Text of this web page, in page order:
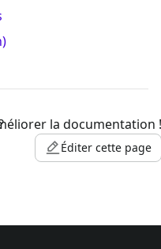
la documentation !
Éditer cette page